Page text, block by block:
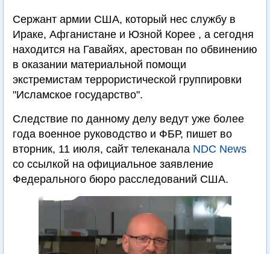
Сержант армии США, который нес службу в
Ираке, Афганистане и Юзной Корее , а сегодня
находится на Гавайях, арестован по обвинению
в оказании материальной помощи
экстремистам террористической группировки
"Исламское государство".
Следствие по данному делу ведут уже более
года военное руководство и ФБР, пишет во
вторник, 11 июля, сайт телеканала NDC News
со ссылкой на официальное заявление
Федерального бюро расследований США.